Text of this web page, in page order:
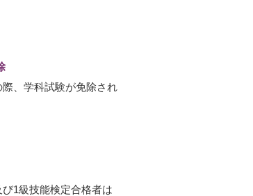
、学科試験が免除され
1級技能検定合格者は